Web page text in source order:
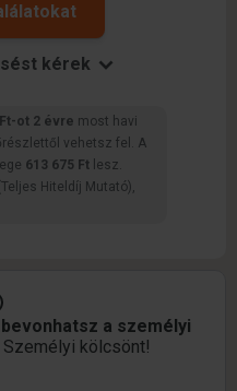
kérek
ot 2 évre most havi
vehetsz fel. A
613 675 Ft lesz.
Hiteldíj Mutató),
a személyi
kölcsönt!